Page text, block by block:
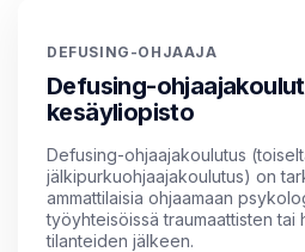
DEFUSING-OHJAAJA
Defusing-
kesäyliopisto
Defusing-ohjaajakoulutus
jälkipurkuohjaajakoulutus) on
ammattilaisia ohjaamaan
työyhteisöissä traumaattisten tai
tilanteiden jälkeen.